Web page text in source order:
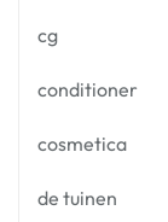
cg
conditioner
cosmetica
de tuinen